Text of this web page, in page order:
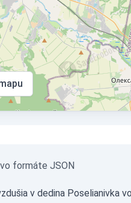
formáte JSON
v dedina Poselianivka